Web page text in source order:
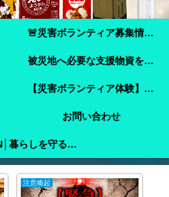
🚨災害ボランティア募集情報【2026年8月8日最新】熊本地震 🚨
被災地へ必要な支援物資を届けませんか？【熊本地震支援】｜Amazonほしい物リストで今すぐ支援できます
【災害ボランティア体験】嘉島町で見た「命を守ることさえ難しい現実」と、全国へ伝えたいこと
お問い合わせ
GUARD ON│暮らしを守る防犯ガイド
注意喚起